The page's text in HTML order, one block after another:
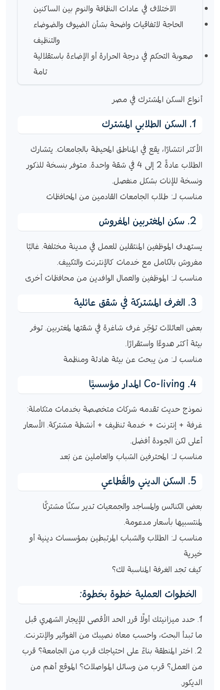
الاختلاف في عادات النظافة والنوم بين الساكنين
الحاجة لاتفاقيات واضحة بشأن الضيوف والضوضاء
والتنظيف
صعوبة التحكم في درجة الحرارة أو الإضاءة باستقلالية
تامة
أنواع السكن المشترك في مصر
1. السكن الطلابي المشترك
الأكثر انتشارًا، يقع في المناطق المحيطة بالجامعات. يتشارك
الطلاب عادةً 2 إلى 4 في شقة واحدة. متوفر بنسخة للذكور
ونسخة للإناث بشكل منفصل.
مناسب لـ: طلاب الجامعات القادمين من المحافظات
2. سكن المغتربين المفروش
يستهدف الموظفين المنتقلين للعمل في مدينة مختلفة. غالبًا
مفروش بالكامل مع خدمات كالإنترنت والتكييف.
مناسب لـ: الموظفين والعمال الوافدين من محافظات أخرى
3. الغرف المشتركة في شقق عائلية
بعض العائلات تؤجّر غرف شاغرة في شقتها لمغتربين. توفر
بيئة أكثر هدوءًا واستقرارًا.
مناسب لـ: من يبحث عن بيئة هادئة ومنظمة
4. Co-living المدار مؤسسيًا
نموذج حديث تقدمه شركات متخصصة بخدمات متكاملة:
غرفة + إنترنت + خدمة تنظيف + أنشطة مشتركة. الأسعار
أعلى لكن الجودة أفضل.
مناسب لـ: المحترفين الشباب والعاملين عن بُعد
5. السكن الديني والقُطاعي
بعض الكنائس والمساجد والجمعيات تدير سكنًا مشتركًا
لمنتسبيها بأسعار مدعومة.
مناسب لـ: الطلاب والشباب المرتبطين بمؤسسات دينية أو
خيرية
كيف تجد الغرفة المناسبة لك؟
الخطوات العملية خطوة بخطوة:
1. حدد ميزانيتك أولًا قرر الحد الأقصى للإيجار الشهري قبل
ما تبدأ البحث، واحسب معاه نصيبك من الفواتير والإنترنت.
2. اختر المنطقة بناءً على احتياجك قرب من الجامعة؟ قرب
من العمل؟ قرب من وسائل المواصلات؟ الموقع أهم من
الديكور.